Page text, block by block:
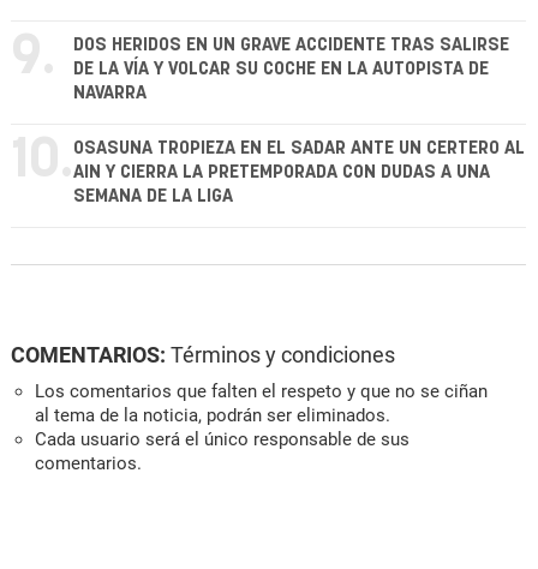
9.
DOS HERIDOS EN UN GRAVE ACCIDENTE TRAS SALIRSE
DE LA VÍA Y VOLCAR SU COCHE EN LA AUTOPISTA DE
NAVARRA
10. OSASUNA TROPIEZA EN EL SADAR ANTE UN CERTERO AL
AIN Y CIERRA LA PRETEMPORADA CON DUDAS A UNA
SEMANA DE LA LIGA
COMENTARIOS: Términos y condiciones
Los comentarios que falten el respeto y que no se ciñan
al tema de la noticia, podrán ser eliminados.
Cada usuario será el único responsable de sus
comentarios.